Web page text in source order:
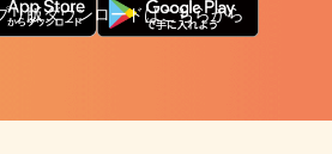
リ版ダウンロードはこちらから